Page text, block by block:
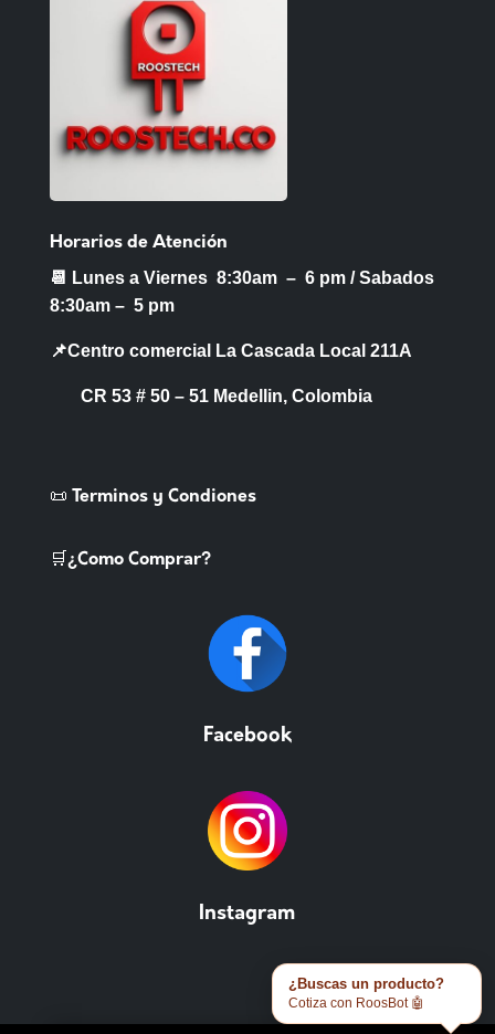
Horarios de Atención
📆 Lunes a Viernes 8:30am – 6 pm /Sabados
8:30am – 5 pm
📌Centro comercial La Cascada Local 211A
CR 53 # 50 – 51 Medellin, Colombia
📜 Terminos y Condiones
🛒¿Como Comprar?
Facebook
Instagram
¿Buscas un producto?
Cotiza con RoosBot 🤖